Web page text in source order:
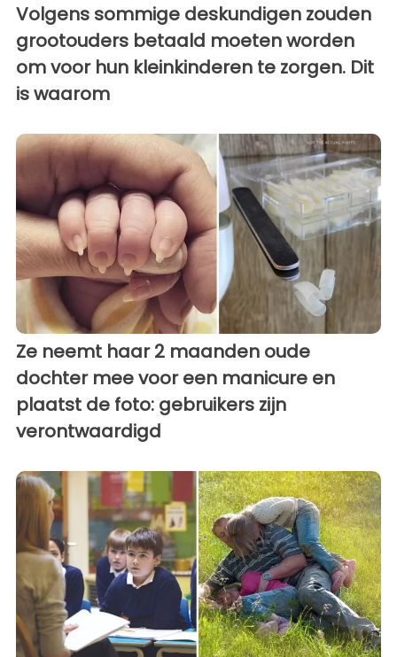
Volgens sommige deskundigen zouden
grootouders betaald moeten worden
om voor hun kleinkinderen te zorgen. Dit
is waarom
Ze neemt haar 2 maanden oude
dochter mee voor een manicure en
plaatst de foto: gebruikers zijn
verontwaardigd